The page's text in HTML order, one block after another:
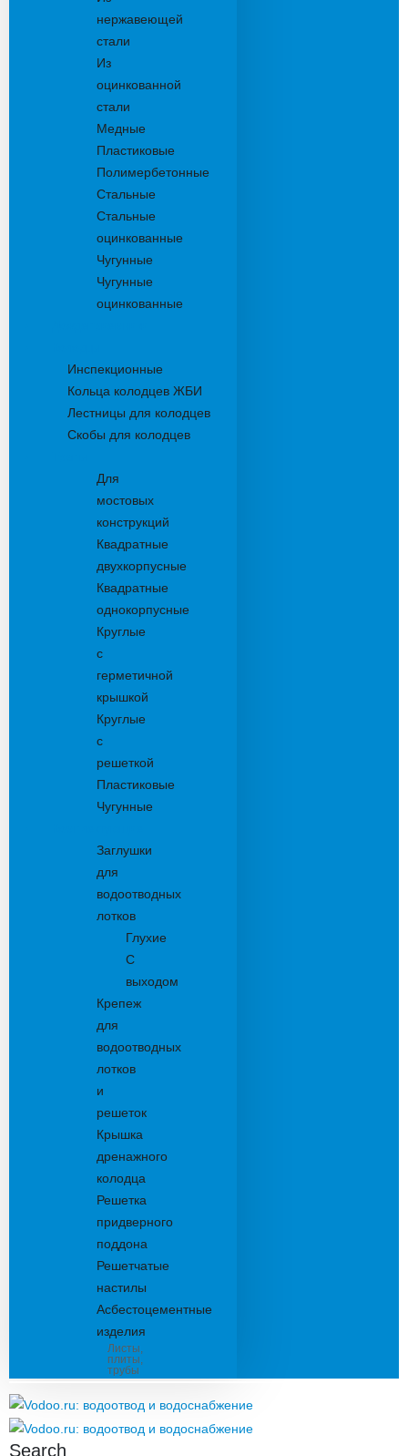
нержавеющей
стали
Из
оцинкованной
стали
Медные
Пластиковые
Полимербетонные
Стальные
Стальные
оцинкованные
Чугунные
Чугунные
оцинкованные
Инспекционные
Кольца колодцев ЖБИ
Лестницы для колодцев
Скобы для колодцев
Для
мостовых
конструкций
Квадратные
двухкорпусные
Квадратные
однокорпусные
Круглые
с
герметичной
крышкой
Круглые
с
решеткой
Пластиковые
Чугунные
Заглушки
для
водоотводных
лотков
Глухие
С
выходом
Крепеж
для
водоотводных
лотков
и
решеток
Крышка
дренажного
колодца
Решетка
придверного
поддона
Решетчатые
настилы
Асбестоцементные
изделия
Листы,
плиты,
трубы
Search